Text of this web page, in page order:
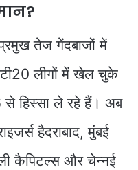
तेज गेंदबाजों में
लीगों में खेल चुके
हिस्सा ले रहे हैं। अब
हैदराबाद, मुंबई
कैपिटल्स और चेन्नई